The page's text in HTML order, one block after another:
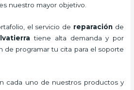
nuestro mayor objetivo.
el servicio de reparación de
tiene alta demanda y por
de programar tu cita para el soporte
cada uno de nuestros productos y